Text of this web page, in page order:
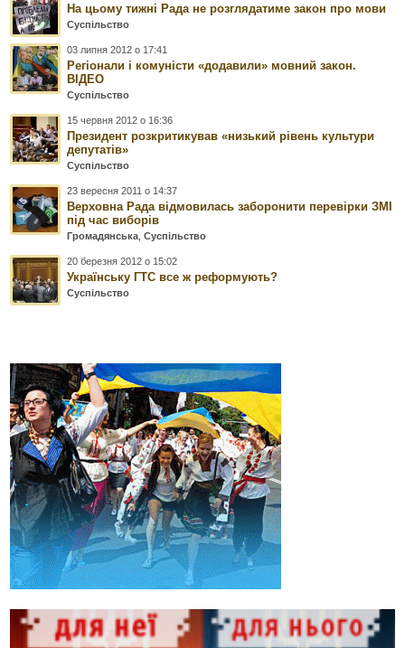
На цьому тижні Рада не розглядатиме закон про мови
Суспільство
03 липня 2012 о 17:41
Регіонали і комуністи «додавили» мовний закон.
ВІДЕО
Суспільство
15 червня 2012 о 16:36
Президент розкритикував «низький рівень культури
депутатів»
Суспільство
23 вересня 2011 о 14:37
Верховна Рада відмовилась заборонити перевірки ЗМІ
під час виборів
Громадянська ,Суспільство
20 березня 2012 о 15:02
Українську ГТС все ж реформують?
Суспільство